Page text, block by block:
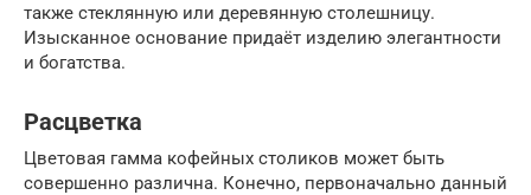
также стеклянную или деревянную столешницу.
Изысканное основание придаёт изделию элегантности
и богатства.
Расцветка
Цветовая гамма кофейных столиков может быть
совершенно различна. Конечно, первоначально данный